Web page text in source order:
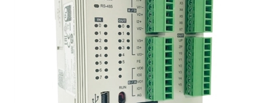
Terminale programabile ( HMI-uri )
Touch Panel / HMI
Solutii industriale Ethernet
Router si switch-uri industriale